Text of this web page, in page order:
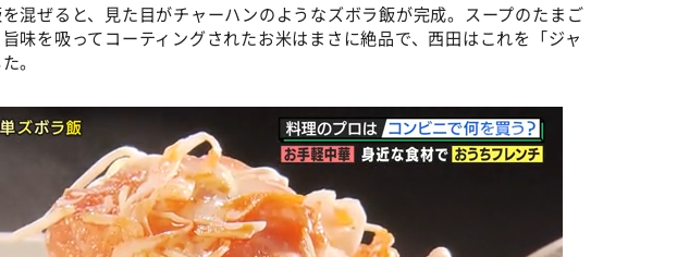
混ぜると、見た目がチャーハンのようなズボラ飯が完成。スープのたまご
味を吸ってコーティングされたお米はまさに絶品で、西田はこれを「ジャ
。